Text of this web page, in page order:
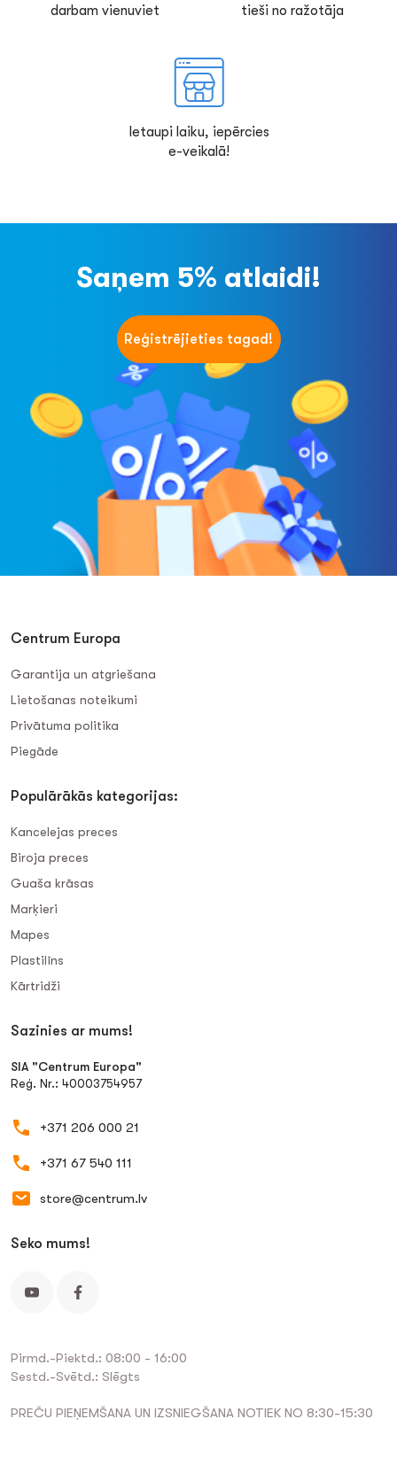
darbam vienuviet
tieši no ražotāja
Ietaupi laiku, iepērcies
e-veikalā!
Saņem 5% atlaidi!
Reģistrējieties tagad!
Centrum Europa
Garantija un atgriešana
Lietošanas noteikumi
Privātuma politika
Piegāde
Populārākās kategorijas:
Kancelejas preces
Biroja preces
Guaša krāsas
Marķieri
Mapes
Plastilīns
Kārtridži
Sazinies ar mums!
SIA "Centrum Europa"
Reģ. Nr.: 40003754957
+371 206 000 21
+371 67 540 111
store@centrum.lv
Seko mums!
Pirmd.-Piektd.: 08:00 - 16:00
Sestd.-Svētd.: Slēgts
PREČU PIEŅEMŠANA UN IZSNIEGŠANA NOTIEK NO 8:30-15:30